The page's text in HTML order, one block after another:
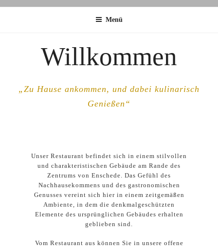
RESTAURANT JOANN
ENSCHEDE
Menü
Willkommen
„Zu Hause ankommen, und dabei kulinarisch
Genießen“
Unser Restaurant befindet sich in einem stilvollen
und charakteristischen Gebäude am Rande des
Zentrums von Enschede. Das Gefühl des
Nachhausekommens und des gastronomischen
Genusses vereint sich hier in einem zeitgemäßen
Ambiente, in dem die denkmalgeschützten
Elemente des ursprünglichen Gebäudes erhalten
geblieben sind.
Vom Restaurant aus können Sie in unsere offene